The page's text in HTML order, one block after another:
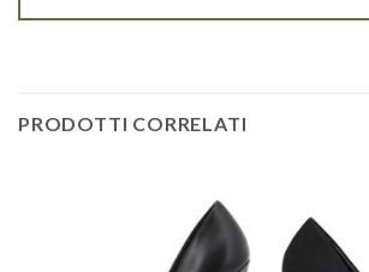
PRODOTTI CORRELATI